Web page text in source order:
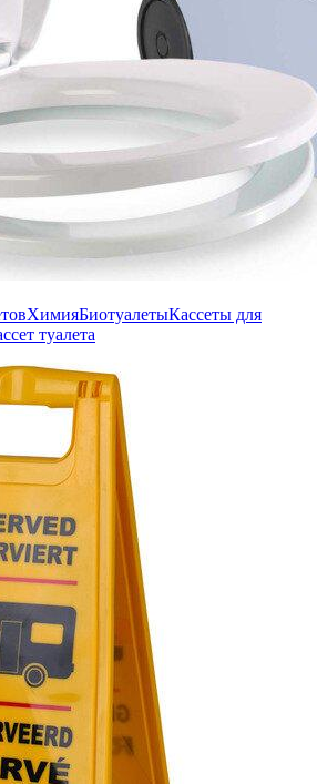
ХимияБиотуалетыКассеты для
туалета